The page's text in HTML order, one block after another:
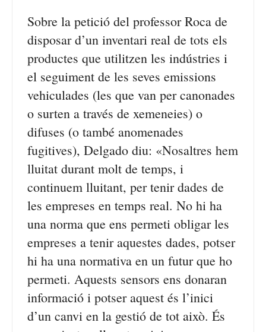
Sobre la petició del professor Roca de
disposar d’un inventari real de tots els
productes que utilitzen les indústries i
el seguiment de les seves emissions
vehiculades (les que van per canonades
o surten a través de xemeneies) o
difuses (o també anomenades
fugitives), Delgado diu: «Nosaltres hem
lluitat durant molt de temps, i
continuem lluitant, per tenir dades de
les empreses en temps real. No hi ha
una norma que ens permeti obligar les
empreses a tenir aquestes dades, potser
hi ha una normativa en un futur que ho
permeti. Aquests sensors ens donaran
informació i potser aquest és l’inici
d’un canvi en la gestió de tot això. És